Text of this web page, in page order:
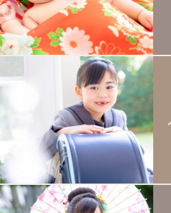
2023.08.11
全店
さいたまキッズファッションシ
ジ2023」開催決定！
2023.07.20
浦和
【川越店・浦和店】夏のイベン
2023.05.29
全店
新型コロナウイルス感染症の5類
マタニティ
新たな家族が増える喜びを
として残しましょう。生ま
の最初のお写真。より特別
のアルバムに刻まれるでし